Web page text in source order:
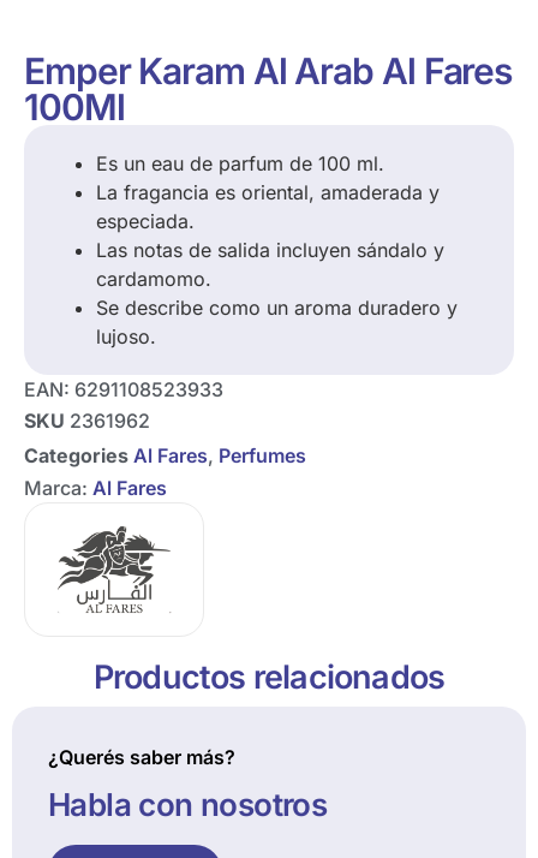
Emper Karam Al Arab Al Fares
100Ml
Es un eau de parfum de 100 ml.
La fragancia es oriental, amaderada y
especiada.
Las notas de salida incluyen sándalo y
cardamomo.
Se describe como un aroma duradero y
lujoso.
EAN: 6291108523933
SKU 2361962
Categories Al Fares, Perfumes
Marca: Al Fares
Productos relacionados
¿Querés saber más?
Habla con nosotros